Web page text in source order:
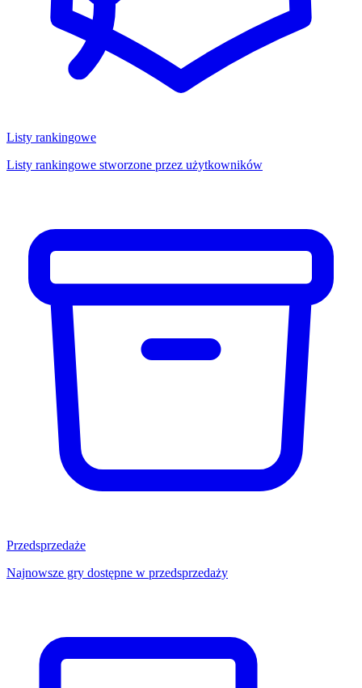
Listy rankingowe
Listy rankingowe stworzone przez użytkowników
Przedsprzedaże
Najnowsze gry dostępne w przedsprzedaży